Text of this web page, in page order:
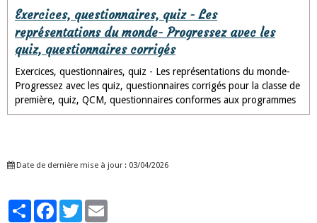
Exercices, questionnaires, quiz - Les
représentations du monde- Progressez avec les
quiz, questionnaires corrigés
Exercices, questionnaires, quiz - Les représentations du monde-
Progressez avec les quiz, questionnaires corrigés pour la classe de
première, quiz, QCM, questionnaires conformes aux programmes
Date de dernière mise à jour : 03/04/2026
PartagerFacebookTwitter